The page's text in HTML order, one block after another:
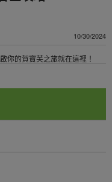
10/30/2024
你的賀寶芙之旅就在這裡！